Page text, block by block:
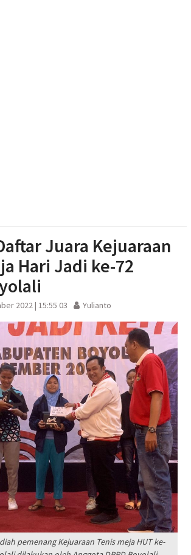
Juara Kejuaraan
Hari Jadi ke-72
2022 | 15:55 03 Yulianto
pemenang Kejuaraan Tenis meja HUT ke-